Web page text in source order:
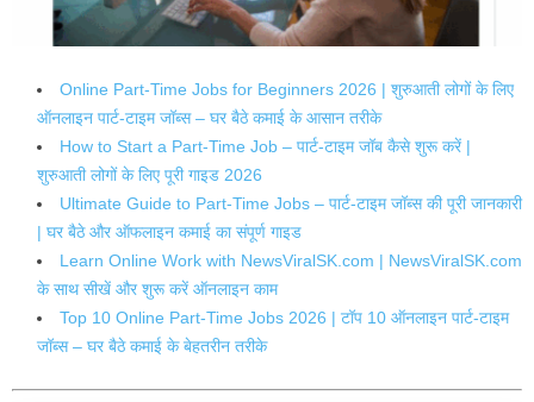
Online Part-Time Jobs for Beginners 2026 | शुरुआती लोगों के लिए
ऑनलाइन पार्ट-टाइम जॉब्स – घर बैठे कमाई के आसान तरीके
How to Start a Part-Time Job – पार्ट-टाइम जॉब कैसे शुरू करें |
शुरुआती लोगों के लिए पूरी गाइड 2026
Ultimate Guide to Part-Time Jobs – पार्ट-टाइम जॉब्स की पूरी जानकारी
| घर बैठे और ऑफलाइन कमाई का संपूर्ण गाइड
Learn Online Work with NewsViralSK.com | NewsViralSK.com
के साथ सीखें और शुरू करें ऑनलाइन काम
Top 10 Online Part-Time Jobs 2026 | टॉप 10 ऑनलाइन पार्ट-टाइम
जॉब्स – घर बैठे कमाई के बेहतरीन तरीके